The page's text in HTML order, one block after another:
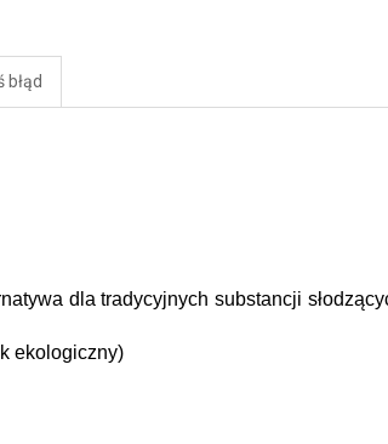
błąd
dla tradycyjnych substancji
ekologiczny)